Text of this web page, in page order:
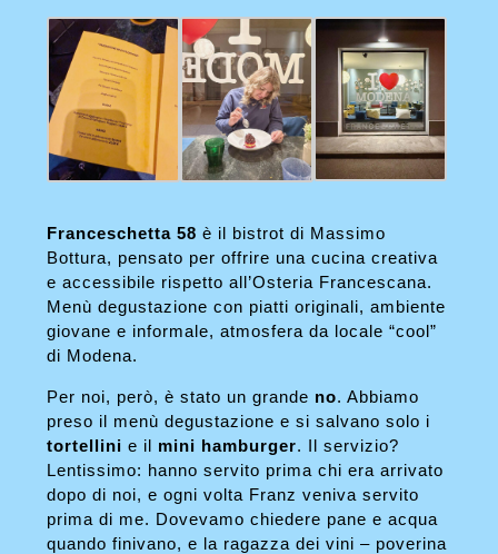
Franceschetta 58 è il bistrot di Massimo
Bottura, pensato per offrire una cucina creativa
e accessibile rispetto all’Osteria Francescana.
Menù degustazione con piatti originali, ambiente
giovane e informale, atmosfera da locale “cool”
di Modena.
Per noi, però, è stato un grande no. Abbiamo
preso il menù degustazione e si salvano solo i
tortellini e il mini hamburger. Il servizio?
Lentissimo: hanno servito prima chi era arrivato
dopo di noi, e ogni volta Franz veniva servito
prima di me. Dovevamo chiedere pane e acqua
quando finivano, e la ragazza dei vini – poverina